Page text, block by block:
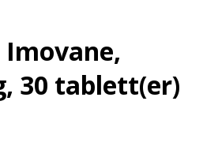
Imovane,
30 tablett(er)